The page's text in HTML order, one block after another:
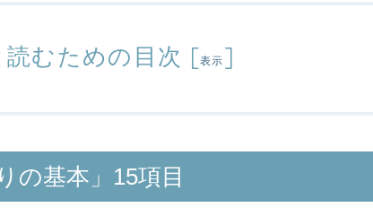
むための目次 [表示 ]
の基本」15項目